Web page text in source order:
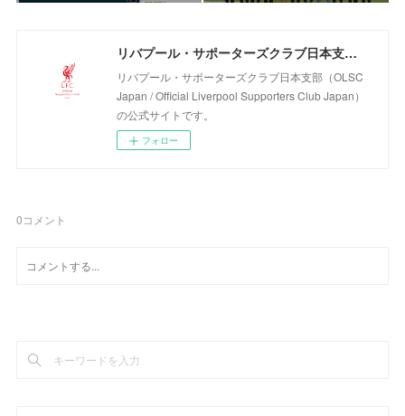
リバプール・サポーターズクラブ日本支部（OLSC Japan / Official Liverpool Supporters Club Japan）
リバプール・サポーターズクラブ日本支部（OLSC
Japan / Official Liverpool Supporters Club Japan）
の公式サイトです。
フォロー
0コメント